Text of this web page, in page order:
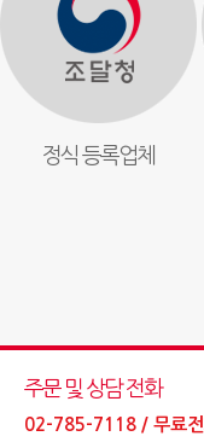
정식 등록업체
주문 및 상담 전화
02-785-7118 / 무료